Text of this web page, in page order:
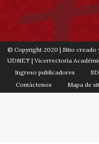
© Copyright 2020 | Sitio creado
UDNET | Vicerrectoría
Ingreso publicadores
Contáctenos
Mapa de